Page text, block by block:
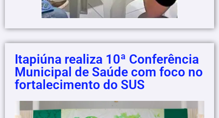
Itapiúna realiza 10ª Conferência
Municipal de Saúde com foco no
fortalecimento do SUS